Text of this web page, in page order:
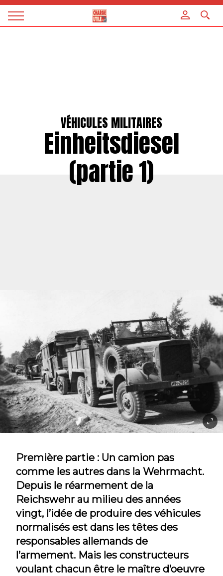
Magazine
VÉHICULES MILITAIRES
Einheitsdiesel
(partie 1)
Première partie : Un camion pas
comme les autres dans la Wehrmacht.
Depuis le réarmement de la
Reichswehr au milieu des années
vingt, l’idée de produire des véhicules
normalisés est dans les têtes des
responsables allemands de
l’armement. Mais les constructeurs
voulant chacun être le maître d’oeuvre
Panneau de gestion des cookies